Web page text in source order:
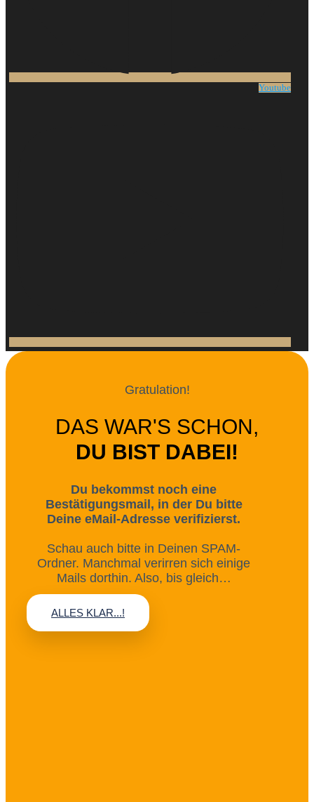
Youtube
Gratulation!
DAS WAR'S SCHON,
DU BIST DABEI!
Du bekommst noch eine
Bestätigungsmail, in der Du bitte
Deine eMail-Adresse verifizierst.
Schau auch bitte in Deinen SPAM-
Ordner. Manchmal verirren sich einige
Mails dorthin. Also, bis gleich…
ALLES KLAR...!